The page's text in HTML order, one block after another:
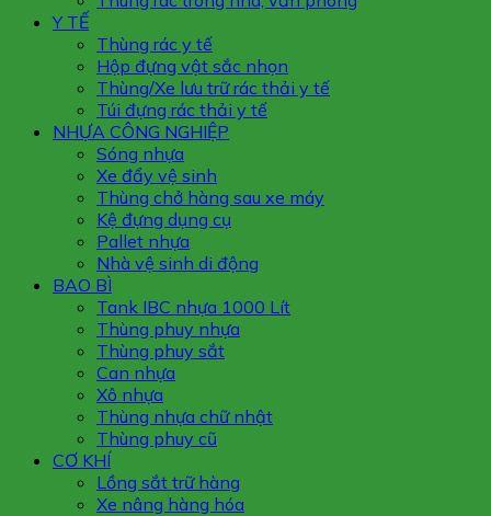
Y TẾ
Thùng rác y tế
Hộp đựng vật sắc nhọn
Thùng/Xe lưu trữ rác thải y tế
Túi đựng rác thải y tế
NHỰA CÔNG NGHIỆP
Sóng nhựa
Xe đẩy vệ sinh
Thùng chở hàng sau xe máy
Kệ đựng dụng cụ
Pallet nhựa
Nhà vệ sinh di động
BAO BÌ
Tank IBC nhựa 1000 Lít
Thùng phuy nhựa
Thùng phuy sắt
Can nhựa
Xô nhựa
Thùng nhựa chữ nhật
Thùng phuy cũ
CƠ KHÍ
Lồng sắt trữ hàng
Xe nâng hàng hóa